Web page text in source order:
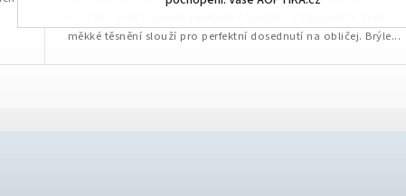
měkké těsnění slouží pro perfektní dosednutí na obličej. Brýle...